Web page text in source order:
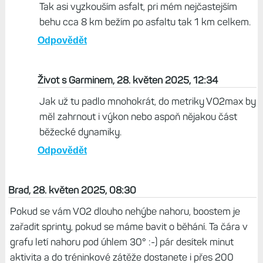
Tak asi vyzkouším asfalt, pri mém nejčastejším
behu cca 8 km bežím po asfaltu tak 1 km celkem.
Odpovědět
Život s Garminem, 28. květen 2025, 12:34
Jak už tu padlo mnohokrát, do metriky VO2max by
měl zahrnout i výkon nebo aspoň nějakou část
běžecké dynamiky.
Odpovědět
Brad, 28. květen 2025, 08:30
Pokud se vám VO2 dlouho nehýbe nahoru, boostem je
zařadit sprinty, pokud se máme bavit o běhání. Ta čára v
grafu letí nahoru pod úhlem 30° :-) pár desítek minut
aktivita a do tréninkové zátěže dostanete i přes 200